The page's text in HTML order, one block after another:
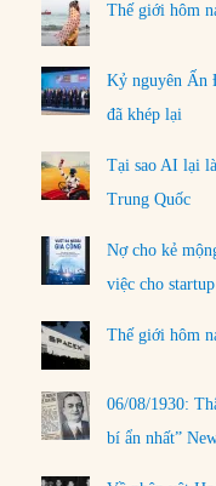
Thế giới hôm
Kỷ nguyên Ấn
đã khép lại
Tại sao AI lại
Trung Quốc
Nợ cho kẻ
việc cho
Thế giới hôm
06/08/1930:
bí ẩn nhất”